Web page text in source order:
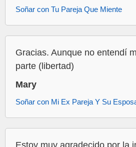
Soñar con Tu Pareja Que Miente
Gracias. Aunque no entendí
parte (libertad)
Mary
Soñar con Mi Ex Pareja Y Su